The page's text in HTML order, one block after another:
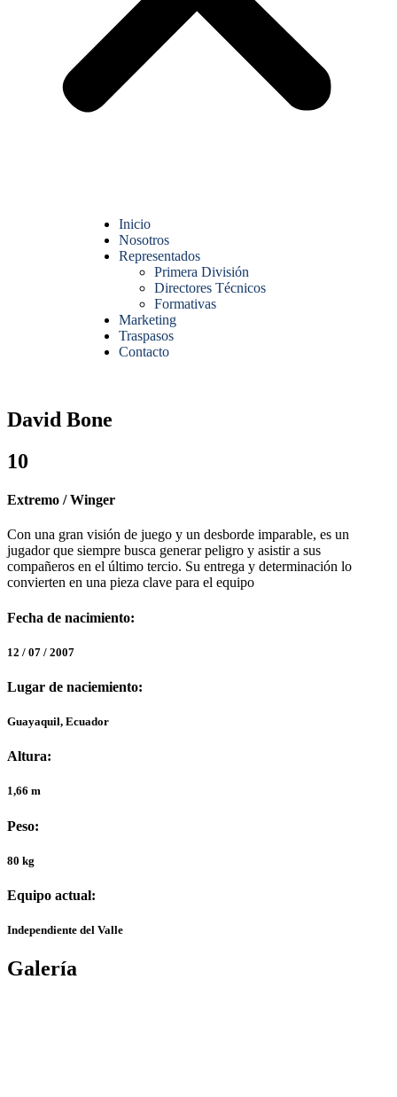
Inicio
Nosotros
Representados
Primera División
Directores Técnicos
Formativas
Marketing
Traspasos
Contacto
David Bone
10
Extremo / Winger
Con una gran visión de juego y un desborde imparable, es un
jugador que siempre busca generar peligro y asistir a sus
compañeros en el último tercio. Su entrega y determinación lo
convierten en una pieza clave para el equipo
Fecha de nacimiento:
12 / 07 / 2007
Lugar de naciemiento:
Guayaquil, Ecuador
Altura:
1,66 m
Peso:
80 kg
Equipo actual:
Independiente del Valle
Galería